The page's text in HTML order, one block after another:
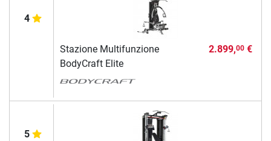
4
Stazione Multifunzione
BodyCraft Elite
2.899,00€
5